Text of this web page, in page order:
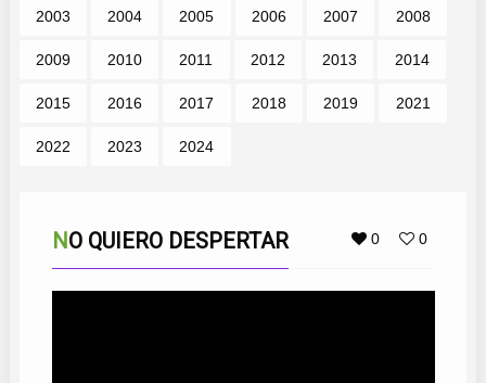
2003 2004 2005 2006 2007 2008
2009 2010 2011 2012 2013 2014
2015 2016 2017 2018 2019 2021
2022 2023 2024
0 0
NO QUIERO DESPERTAR